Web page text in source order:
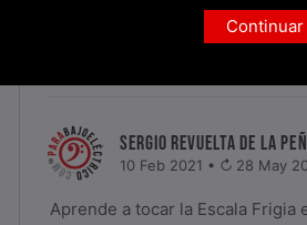
ESCALA FRIGIA EN EL
SERGIO REVUELTA DE LA
10 Feb 2021 • 28 May
Aprende a tocar la Escala Frigia
Continuar